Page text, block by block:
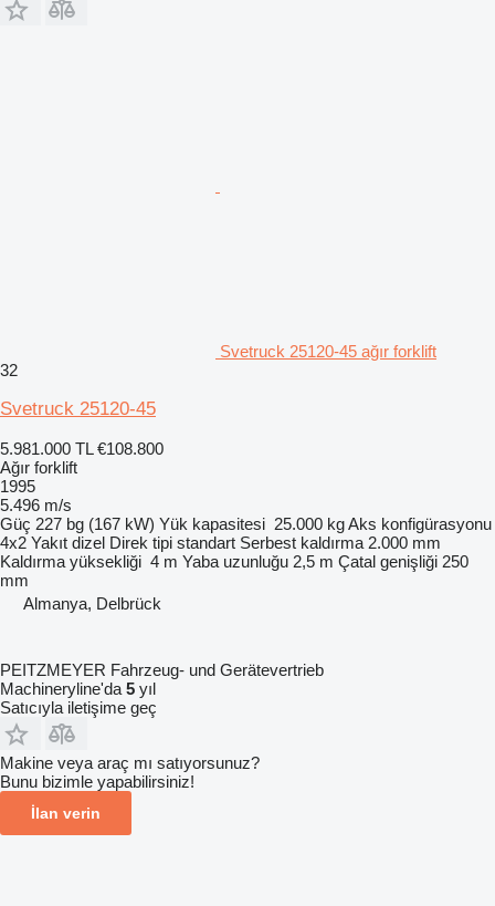
Svetruck 25120-45 ağır forklift
32
Svetruck 25120-45
5.981.000 TL €108.800
Ağır forklift
1995
5.496 m/s
Güç 227 bg (167 kW) Yük kapasitesi 25.000 kgAks konfigürasyonu
4x2 Yakıt dizel Direk tipi standart Serbest kaldırma 2.000 mm
Kaldırma yüksekliği 4 m Yaba uzunluğu 2,5 m Çatal genişliği 250
mm
Almanya, Delbrück
PEITZMEYER Fahrzeug- und Gerätevertrieb
Machineryline'da 5 yıl
Satıcıyla iletişime geç
Makine veya araç mı satıyorsunuz?
Bunu bizimle yapabilirsiniz!
İlan verin